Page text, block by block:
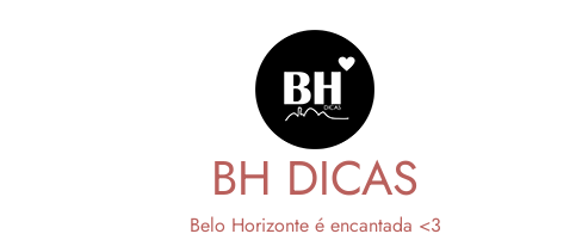
BH DICAS
Belo Horizonte é encantada <3